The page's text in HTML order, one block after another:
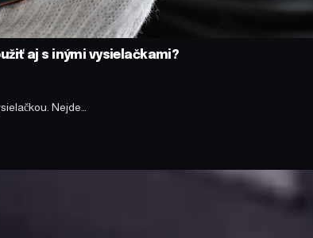
aj s inými vysielačkami?
Nejde…